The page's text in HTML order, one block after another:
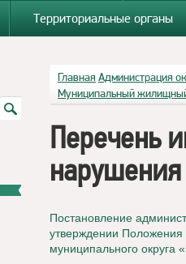
Территориальные органы
Главная Администрация
Муниципальный
Перечень
Постановление
утверждении
муниципального округа